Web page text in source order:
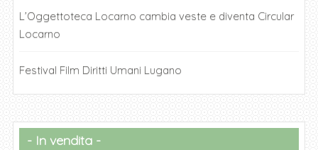
L’Oggettoteca Locarno cambia veste e diventa Circular
Locarno
Festival Film Diritti Umani Lugano
In vendita